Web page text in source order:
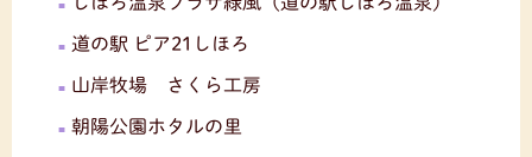
道の駅 ピア21しほろ
山岸牧場 さくら工房
朝陽公園ホタルの里